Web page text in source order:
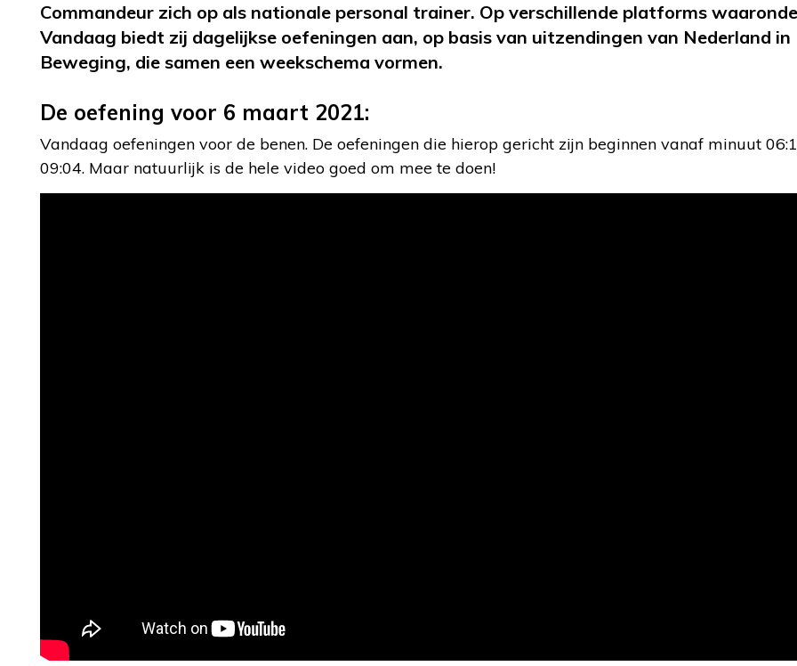
Commandeur zich op als nationale personal trainer. Op verschillende platforms
Vandaag biedt zij dagelijkse oefeningen aan, op basis van uitzendingen van Nederland in
Beweging, die samen een weekschema vormen.
De oefening voor 6 maart 2021:
Vandaag oefeningen voor de benen. De oefeningen die hierop gericht zijn beginnen vanaf minuut
09:04. Maar natuurlijk is de hele video goed om mee te doen!